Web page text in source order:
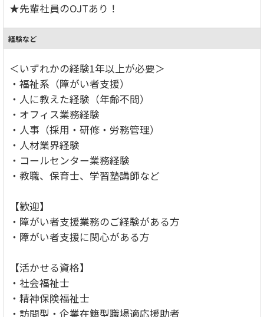
★先輩社員のOJTあり！
経験など
＜いずれかの経験1年以上が必要＞
・福祉系（障がい者支援）
・人に教えた経験（年齢不問）
・オフィス業務経験
・人事（採用・研修・労務管理）
・人材業界経験
・コールセンター業務経験
・教職、保育士、学習塾講師など
【歓迎】
・障がい者支援業務のご経験がある方
・障がい者支援に関心がある方
【活かせる資格】
・社会福祉士
・精神保険福祉士
・訪問型・企業在籍型職場適応援助者